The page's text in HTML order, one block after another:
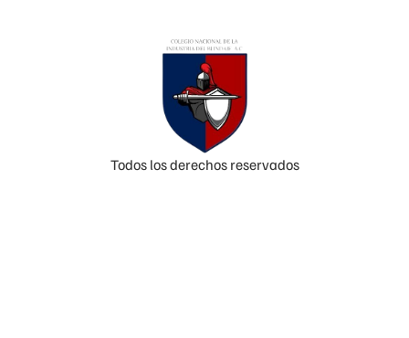
Todos los derechos reservados